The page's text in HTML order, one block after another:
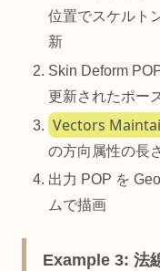
位置でスケルト
新
Skin Deform
更新されたポー
Vectors
の方向属性の長
出力 POP を
ムで描画
Example 3: 法